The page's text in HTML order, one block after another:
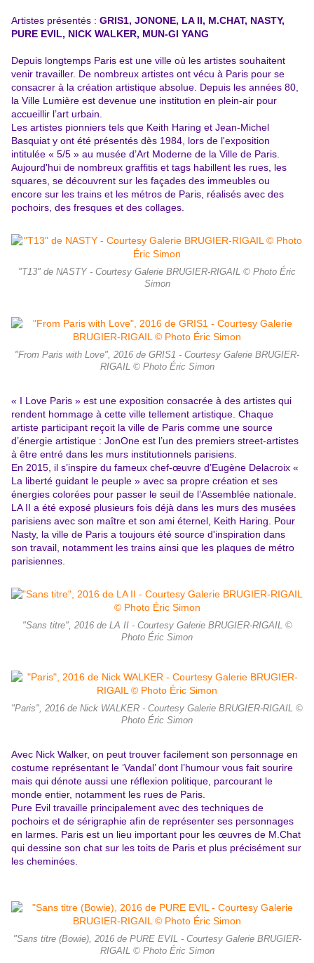
Artistes présentés : GRIS1, JONONE, LA II, M.CHAT, NASTY,
PURE EVIL, NICK WALKER, MUN-GI YANG
Depuis longtemps Paris est une ville où les artistes souhaitent
venir travailler. De nombreux artistes ont vécu à Paris pour se
consacrer à la création artistique absolue. Depuis les années 80,
la Ville Lumière est devenue une institution en plein-air pour
accueillir l’art urbain.
Les artistes pionniers tels que Keith Haring et Jean-Michel
Basquiat y ont été présentés dès 1984, lors de l'exposition
intitulée « 5/5 » au musée d’Art Moderne de la Ville de Paris.
Aujourd'hui de nombreux graffitis et tags habillent les rues, les
squares, se découvrent sur les façades des immeubles ou
encore sur les trains et les métros de Paris, réalisés avec des
pochoirs, des fresques et des collages.
"T13" de NASTY - Courtesy Galerie BRUGIER-RIGAIL © Photo Éric
Simon
"From Paris with Love", 2016 de GRIS1 - Courtesy Galerie BRUGIER-
RIGAIL © Photo Éric Simon
« I Love Paris » est une exposition consacrée à des artistes qui
rendent hommage à cette ville tellement artistique. Chaque
artiste participant reçoit la ville de Paris comme une source
d’énergie artistique : JonOne est l’un des premiers street-artistes
à être entré dans les murs institutionnels parisiens.
En 2015, il s’inspire du fameux chef-œuvre d’Eugène Delacroix «
La liberté guidant le peuple » avec sa propre création et ses
énergies colorées pour passer le seuil de l’Assemblée nationale.
LA II a été exposé plusieurs fois déjà dans les murs des musées
parisiens avec son maître et son ami éternel, Keith Haring. Pour
Nasty, la ville de Paris a toujours été source d'inspiration dans
son travail, notamment les trains ainsi que les plaques de métro
parisiennes.
"Sans titre", 2016 de LA II - Courtesy Galerie BRUGIER-RIGAIL ©
Photo Éric Simon
"Paris", 2016 de Nick WALKER - Courtesy Galerie BRUGIER-RIGAIL ©
Photo Éric Simon
Avec Nick Walker, on peut trouver facilement son personnage en
costume représentant le ‘Vandal’ dont l’humour vous fait sourire
mais qui dénote aussi une réflexion politique, parcourant le
monde entier, notamment les rues de Paris.
Pure Evil travaille principalement avec des techniques de
pochoirs et de sérigraphie afin de représenter ses personnages
en larmes. Paris est un lieu important pour les œuvres de M.Chat
qui dessine son chat sur les toits de Paris et plus précisément sur
les cheminées.
"Sans titre (Bowie), 2016 de PURE EVIL - Courtesy Galerie BRUGIER-
RIGAIL © Photo Éric Simon